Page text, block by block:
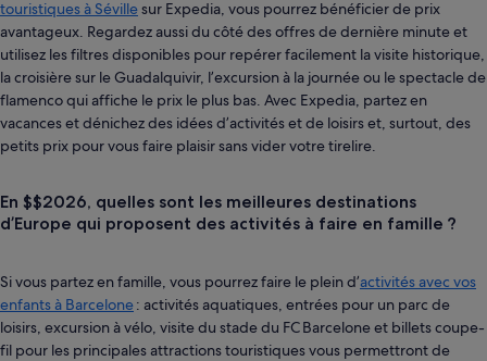
touristiques à Sévillesur Expedia, vous pourrez bénéficier de prix
avantageux. Regardez aussi du côté des offres de dernière minute et
utilisez les filtres disponibles pour repérer facilement la visite historique,
la croisière sur le Guadalquivir, l’excursion à la journée ou le spectacle de
flamenco qui affiche le prix le plus bas. Avec Expedia, partez en
vacances et dénichez des idées d’activités et de loisirs et, surtout, des
petits prix pour vous faire plaisir sans vider votre tirelire.
En $$2026, quelles sont les meilleures destinations
d’Europe qui proposent des activités à faire en famille ?
Si vous partez en famille, vous pourrez faire le plein d’activités avec vos
enfants à Barcelone: activités aquatiques, entrées pour un parc de
loisirs, excursion à vélo, visite du stade du FC Barcelone et billets coupe-
fil pour les principales attractions touristiques vous permettront de